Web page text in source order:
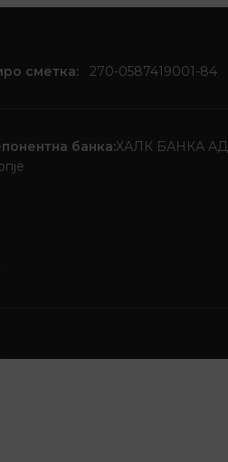
сметка:270-0587419001-84
банка:ХАЛК БАНКА